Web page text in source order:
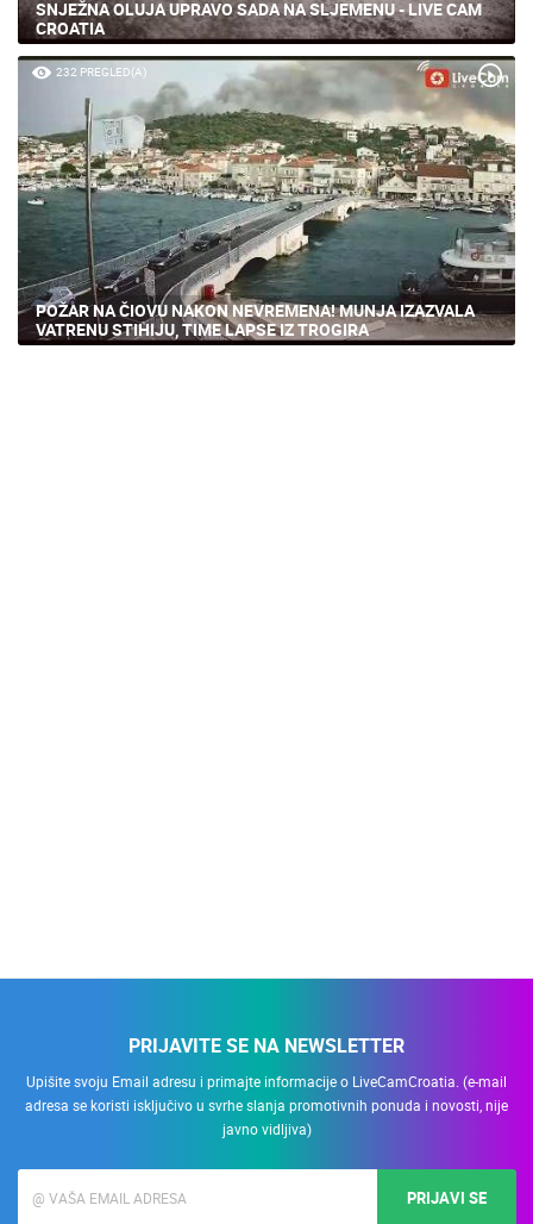
SNJEŽNA OLUJA UPRAVO SADA NA SLJEMENU - LIVE CAM
CROATIA
232 PREGLED(A)
POŽAR NA ČIOVU NAKON NEVREMENA! MUNJA IZAZVALA
VATRENU STIHIJU, TIME LAPSE IZ TROGIRA
PRIJAVITE SE NA NEWSLETTER
Upišite svoju Email adresu i primajte informacije o LiveCamCroatia. (e-mail
adresa se koristi isključivo u svrhe slanja promotivnih ponuda i novosti, nije
javno vidljiva)
PRIJAVI SE